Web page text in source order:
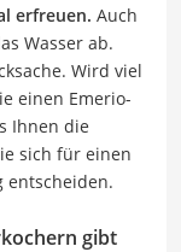
erfreuen. Auch
Wasser ab.
Wird viel
einen Emerio-
Ihnen die
sich für einen
entscheiden.
gibt